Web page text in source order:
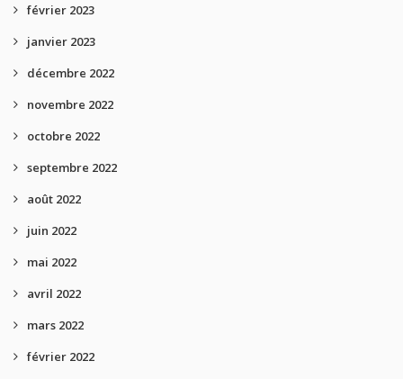
février 2023
janvier 2023
décembre 2022
novembre 2022
octobre 2022
septembre 2022
août 2022
juin 2022
mai 2022
avril 2022
mars 2022
février 2022